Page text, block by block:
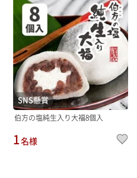
SNS懸賞
伯方の塩純生入り大福8個入
1名様